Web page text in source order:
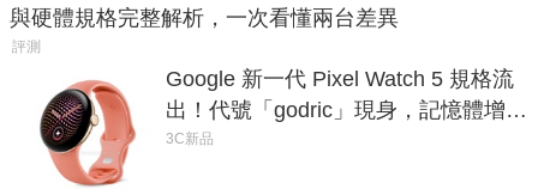
與硬體規格完整解析，一次看懂兩台差異
評測
Google 新一代 Pixel Watch 5 規格流
出！代號「godric」現身，記憶體增強
鎖定 AI 應用
3C新品